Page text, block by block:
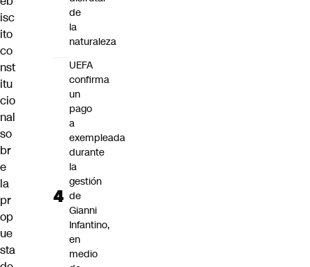
isc
ito
co
nst
itu
cio
nal
so
br
e
la
pr
op
ue
sta
de
la
naturaleza
UEFA
confirma
un
pago
a
exempleada
durante
la
gestión
de
Gianni
Infantino,
en
medio